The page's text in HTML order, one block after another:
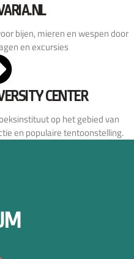
bijen, mieren en wespen door
en excursies
CENTER
op het gebied van
en populaire tentoonstelling.